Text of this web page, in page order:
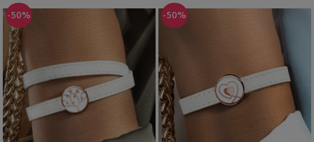
-50% -50%